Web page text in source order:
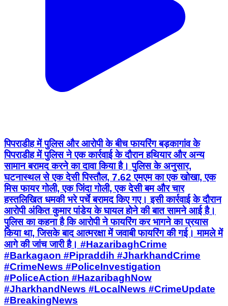
पिपराडीह में पुलिस और आरोपी के बीच फायरिंग बड़कागांव के
पिपराडीह में पुलिस ने एक कार्रवाई के दौरान हथियार और अन्य
सामान बरामद करने का दावा किया है। पुलिस के अनुसार,
घटनास्थल से एक देसी पिस्तौल, 7.62 एमएम का एक खोखा, एक
मिस फायर गोली, एक जिंदा गोली, एक देसी बम और चार
हस्तलिखित धमकी भरे पर्चे बरामद किए गए। इसी कार्रवाई के दौरान
आरोपी अंकित कुमार पांडेय के घायल होने की बात सामने आई है।
पुलिस का कहना है कि आरोपी ने फायरिंग कर भागने का प्रयास
किया था, जिसके बाद आत्मरक्षा में जवाबी फायरिंग की गई। मामले में
आगे की जांच जारी है। #HazaribaghCrime
#Barkagaon #Pipraddih #JharkhandCrime
#CrimeNews #PoliceInvestigation
#PoliceAction #HazaribaghNow
#JharkhandNews #LocalNews #CrimeUpdate
#BreakingNews